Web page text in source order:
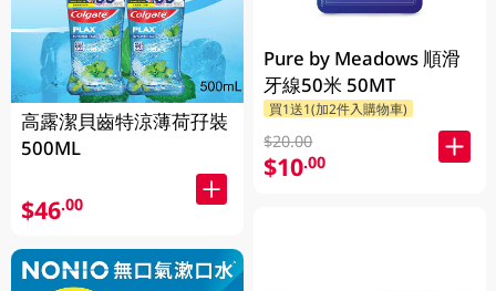
高露潔貝齒特涼薄荷孖裝
500ML
$46.00
Pure by Meadows 順滑
牙線50米 50MT
買1送1(加2件入購物車)
$20.00
$10.00